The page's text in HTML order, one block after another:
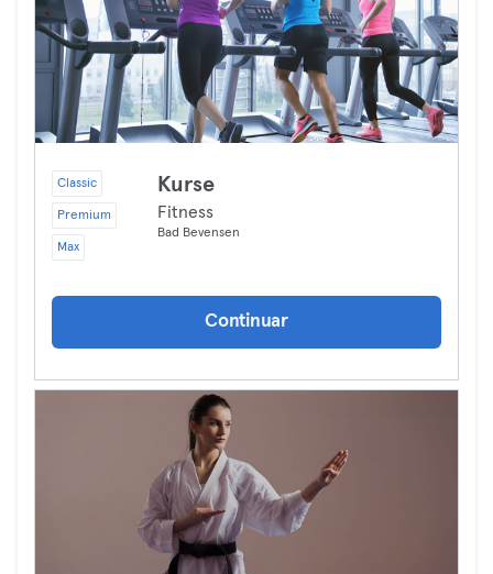
Classic
Premium
Max
Kurse
Fitness
Bad Bevensen
Continuar